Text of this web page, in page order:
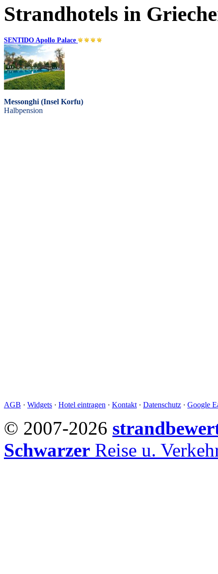
Strandhotels in
SENTIDO Apollo Palace
Messonghi (Insel Korfu)
Halbpension
AGB · Widgets · Hotel eintragen · Kontakt · Datenschutz · Google
© 2007-2026
Schwarzer Reise u.